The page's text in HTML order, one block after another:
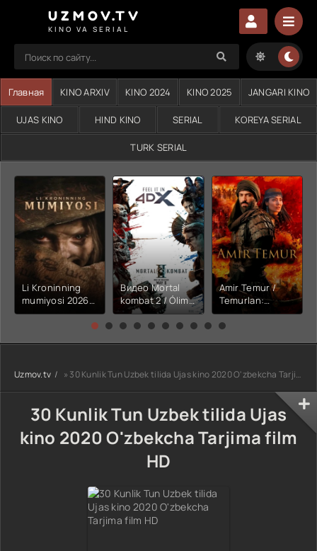
UZMOV.TV
KINO VA SERIAL
Главная KINO ARXIV KINO 2024 KINO 2025 JANGARI KINO
UJAS KINO HIND KINO SERIAL KOREYA SERIAL
TURK SERIAL
Li Kroninning
mumiyosi 2026
(uzbek tilida
kino) tarjima HD
Видео Mortal
kombat 2 / Ólim
jangi 2 (2026)
Uzbek tilida
Amir Temur /
Temurlan:
Fathchining
yuksalishi
tarjima kino Full
HD tas-ix
Uzmov.tv » 30 Kunlik Tun Uzbek tilida Ujas kino 2020 O'zbekcha Tarjima film HD
30 Kunlik Tun Uzbek tilida Ujas
kino 2020 O'zbekcha Tarjima film
HD